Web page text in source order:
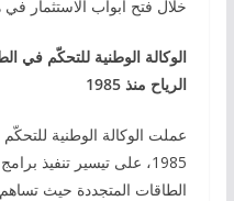
خلال فتح أبواب الاستثمار في
الوكالة الوطنية للتحكّم في
الرياح منذ 1985
عملت الوكالة الوطنية
1985، على تيسير تنفيذ
الطاقات المتجددة حيث